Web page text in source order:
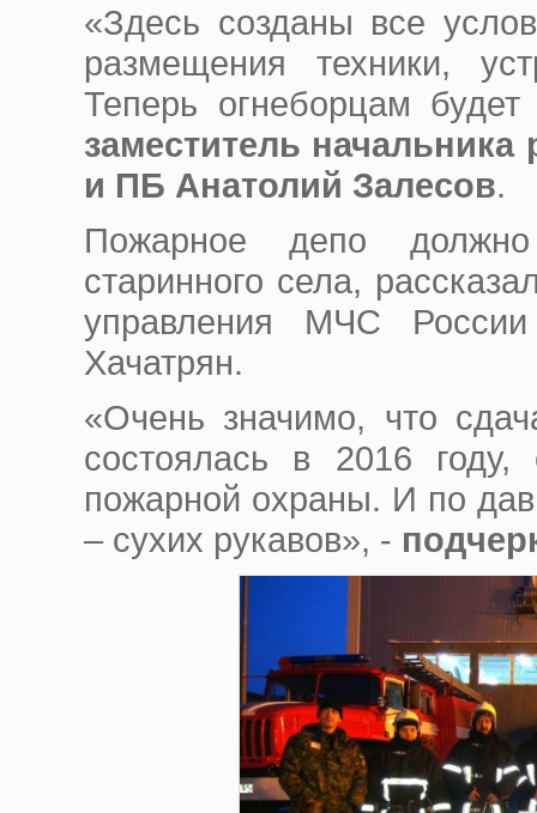
«Здесь созданы все
размещения техники,
Теперь огнеборцам
заместитель
и ПБ Анатолий Залесов.
Пожарное депо
старинного села,
управления МЧС
Хачатрян.
«Очень значимо, что
состоялась в 2016
пожарной охраны. И по
– сухих рукавов», -